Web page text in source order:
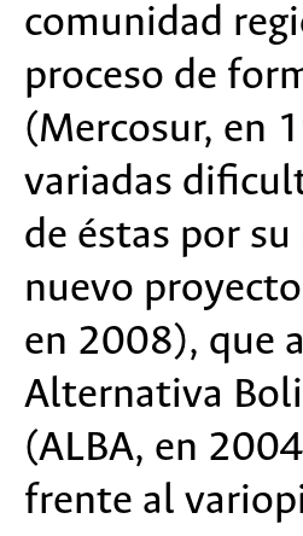
comunidad
proceso de
(Mercosur, en
variadas
de éstas por
nuevo
en 2008), que
Alternativa
(ALBA, en
frente al